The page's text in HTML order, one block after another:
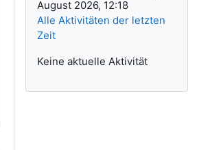
August 2026, 12:18
Alle Aktivitäten der letzten
Zeit
Keine aktuelle Aktivität